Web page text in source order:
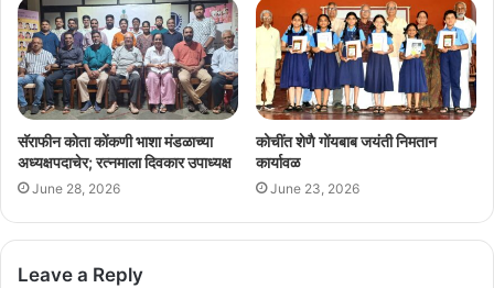
सॅराफीन कोता कोंकणी भाशा मंडळाच्या
अध्यक्षपदाचेर; रत्नमाला दिवकार उपाध्यक्ष
June 28, 2026
कोचींत शेणै गोंयबाब जयंती निमतान
कार्यावळ
June 23, 2026
Leave a Reply